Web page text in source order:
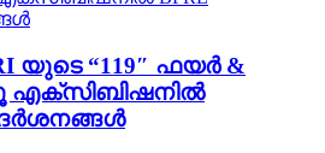
യുടെ “119″ ഫയർ &